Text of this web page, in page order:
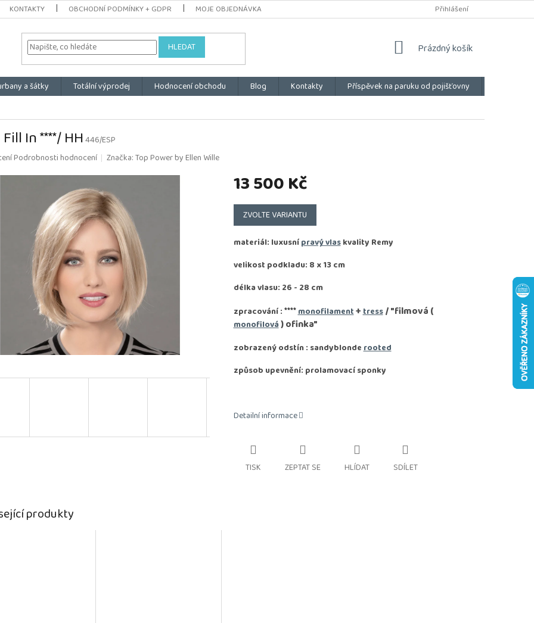
KONTAKTY OBCHODNÍ PODMÍNKY + GDPR MOJE OBJEDNÁVKA Přihlášení
HLEDAT
NÁKUPNÍ
Prázdný košík
a šátky Totální výprodej Hodnocení obchodu Blog Kontakty Příspěvek na paruku od pojišťovny
In ****/ HH446/ESP
Podrobnosti hodnocení Značka:Top Power by Ellen Wille
13 500 Kč
Měrná
cena:
ZVOLTE VARIANTU
materiál: luxusnípravý vlaskvality Remy
velikost podkladu: 8 x 13 cm
délka vlasu: 26 - 28 cm
zpracování :****monofilament+tress/ "filmová (
monofilová) ofinka"
zobrazený odstín : sandyblonderooted
způsob upevnění: prolamovací sponky
Detailní informace
TISK ZEPTAT SE HLÍDAT SDÍLET
produkty